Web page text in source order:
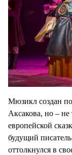
Мюзикл создан
Аксакова, но –
европейской
будущий
оттолкнулся в